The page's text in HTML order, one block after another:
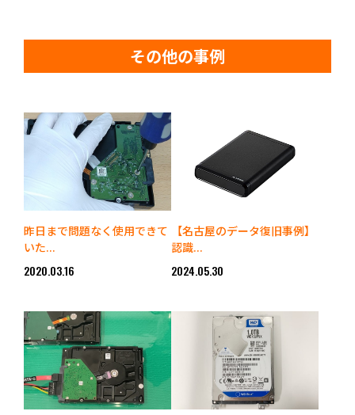
その他の事例
昨日まで問題なく使用できて
いた...
2020.03.16
【名古屋のデータ復旧事例】
認識...
2024.05.30